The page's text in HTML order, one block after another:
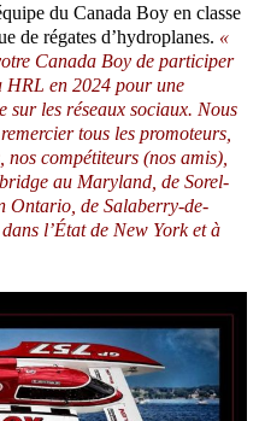
du Canada Boy en classe
de régates d’hydroplanes. «
Canada Boy de participer
en 2024 pour une
sur les réseaux sociaux. Nous
tous les promoteurs,
nos compétiteurs (nos amis),
au Maryland, de Sorel-
Ontario, de Salaberry-de-
l’État de New York et à